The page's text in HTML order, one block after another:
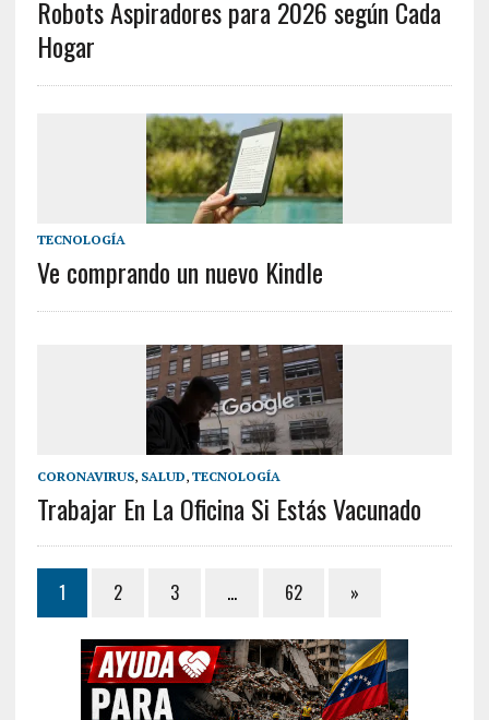
Robots Aspiradores para 2026 según Cada
Hogar
TECNOLOGÍA
Ve comprando un nuevo Kindle
CORONAVIRUS, SALUD, TECNOLOGÍA
Trabajar En La Oficina Si Estás Vacunado
1 2 3 … 62 »